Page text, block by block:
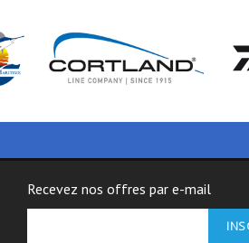
Recevez nos offres par e-mail